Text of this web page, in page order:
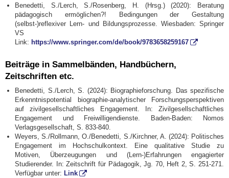
Benedetti, S./Lerch, S./Rosenberg, H. (Hrsg.) (2020): Beratung
pädagogisch ermöglichen?! Bedingungen der Gestaltung
(selbst-)reflexiver Lern- und Bildungsprozesse. Wiesbaden: Springer
VS
Link: https://www.springer.com/de/book/9783658259167
Beiträge in Sammelbänden, Handbüchern,
Zeitschriften etc.
Benedetti, S./Lerch, S. (2024): Biographieforschung. Das spezifische
Erkenntnispotential biographie-analytischer Forschungsperspektiven
auf zivilgesellschaftliches Engagement. In: Zivilgesellschaftliches
Engagement und Freiwilligendienste. Baden-Baden: Nomos
Verlagsgesellschaft, S. 833-840.
Weyers, S./Rollmann, O./Benedetti, S./Kirchner, A. (2024): Politisches
Engagement im Hochschul­kontext. Eine qualitative Studie zu
Motiven, Überzeugungen und (Lern-)Erfahrungen engagierter
Studierender. In: Zeitschrift für Pädagogik, Jg. 70, Heft 2, S. 251-271.
Verfügbar unter: Link